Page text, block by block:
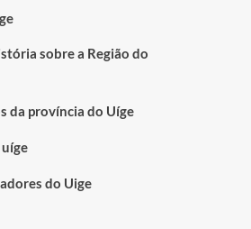
sobre a Região do
da província do Uíge
do Uige